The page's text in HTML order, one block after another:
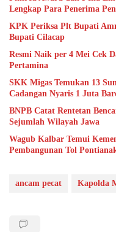
Lengkap Para Penerima
KPK Periksa Plt Bupati
Bupati Cilacap
Resmi Naik per 4 Mei Cek
Pertamina
SKK Migas Temukan 13
Cadangan Nyaris 1 Juta
BNPB Catat Rentetan
Sejumlah Wilayah Jawa
Wagub Kalbar Temui
Pembangunan Tol
ancam pecat Kapolda